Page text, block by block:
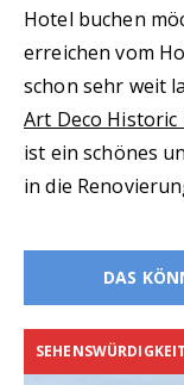
Hotel buchen
erreichen vom
schon sehr weit
Art Deco
ist ein schönes
in die
DAS